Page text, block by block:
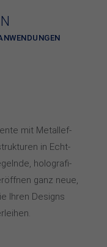
mit Me­tall­ef­
in Echt­
ho­lo­gra­fi­
ganz neue,
Ih­ren De­signs